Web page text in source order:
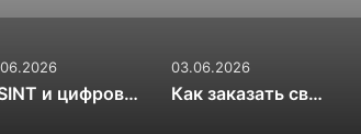
Как заказать свежие суши и роллы в Чайковском за 30 минут и почему это стоит попробовать попробовать
17.03.2026
Вяленые сливы — солнечная алхимия вкуса